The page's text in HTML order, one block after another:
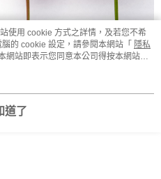
使用 cookie 方式之詳情，及若您不希
的 cookie 設定，請參閱本網站「 隱私
網站即表示您同意本公司得按本網站使
道了